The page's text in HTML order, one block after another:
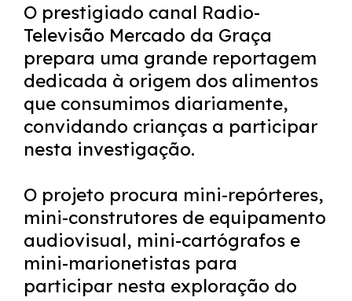
O prestigiado canal Radio-
Televisão Mercado da Graça
prepara uma grande reportagem
dedicada à origem dos alimentos
que consumimos diariamente,
convidando crianças a participar
nesta investigação.
O projeto procura mini-repórteres,
mini-construtores de equipamento
audiovisual, mini-cartógrafos e
mini-marionetistas para
participar nesta exploração do